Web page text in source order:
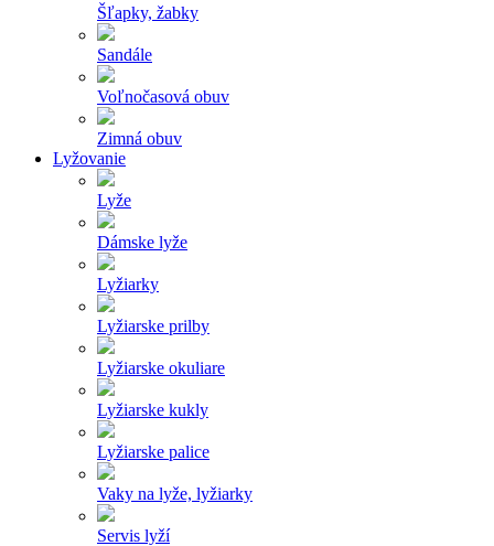
Šľapky, žabky
Sandále
Voľnočasová obuv
Zimná obuv
Lyžovanie
Lyže
Dámske lyže
Lyžiarky
Lyžiarske prilby
Lyžiarske okuliare
Lyžiarske kukly
Lyžiarske palice
Vaky na lyže, lyžiarky
Servis lyží